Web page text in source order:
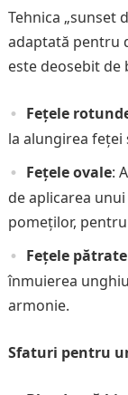
Tehnica „sunset
adaptată pentru
este deosebit de
Fețele
la alungirea
Fețele ovale:
de aplicarea
pomeților,
Fețele pătrate
înmuierea
armonie.
Sfaturi pentru